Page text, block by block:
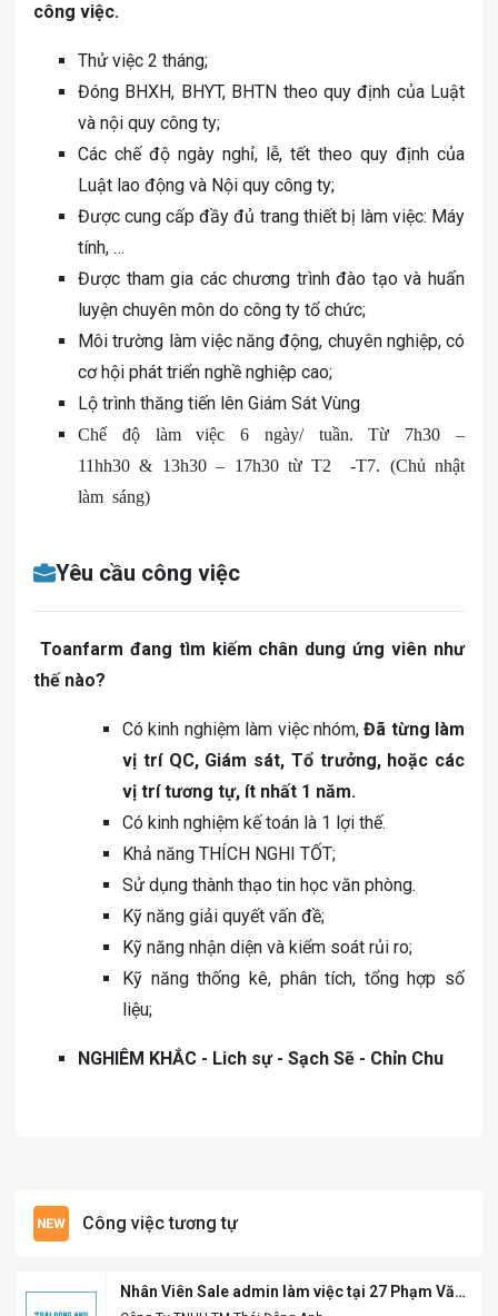
công việc.
Thử việc 2 tháng;
Đóng BHXH, BHYT, BHTN theo quy định của Luật
và nội quy công ty;
Các chế độ ngày nghỉ, lễ, tết theo quy định của
Luật lao động và Nội quy công ty;
Được cung cấp đầy đủ trang thiết bị làm việc: Máy
tính, …
Được tham gia các chương trình đào tạo và huấn
luyện chuyên môn do công ty tổ chức;
Môi trường làm việc năng động, chuyên nghiệp, có
cơ hội phát triển nghề nghiệp cao;
Lộ trình thăng tiến lên Giám Sát Vùng
Chế độ làm việc 6 ngày/ tuần. Từ 7h30 –
11hh30 & 13h30 – 17h30 từ T2 -T7. (Chủ nhật
làm sáng)
Yêu cầu công việc
Toanfarm đang tìm kiếm chân dung ứng viên như
thế nào?
Có kinh nghiệm làm việc nhóm,Đã từng làm
vị trí QC, Giám sát, Tổ trưởng, hoặc các
vị trí tương tự, ít nhất 1 năm.
Có kinh nghiệm kế toán là 1 lợi thế.
Khả năng THÍCH NGHI TỐT;
Sử dụng thành thạo tin học văn phòng.
Kỹ năng giải quyết vấn đề;
Kỹ năng nhận diện và kiểm soát rủi ro;
Kỹ năng thống kê, phân tích, tổng hợp số
liệu;
NGHIÊM KHẮC - Lich sự - Sạch Sẽ - Chỉn Chu
Công việc tương tự
Nhân Viên Sale admin làm việc tại 27 Phạm Văn